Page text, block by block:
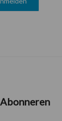
Abonneren